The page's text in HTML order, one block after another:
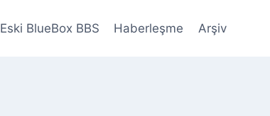
Eski BlueBox BBS Haberleşme Arşiv